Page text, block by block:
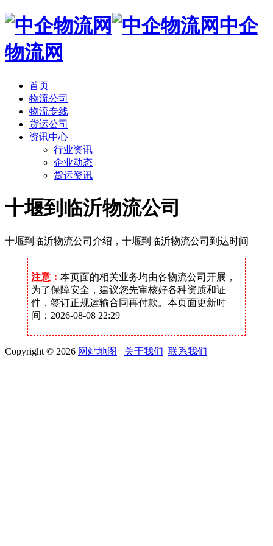
中企
物流网
首页
物流公司
物流专线
货运公司
资讯中心
行业资讯
企业动态
货运资讯
十堰到临沂物流公司
十堰到临沂物流公司介绍，十堰到临沂物流公司到达时间
注意：本页面的相关业务均由各物流公司开展，
为了保障安全，建议您先审核好各种资质和证
件，签订正规运输合同再付款。本页面更新时
间：2026-08-08 22:29
Copyright © 2026 网站地图 关于我们 联系我们